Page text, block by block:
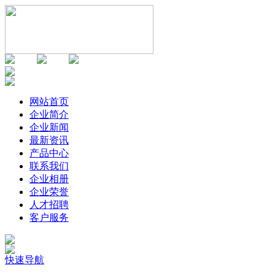
网站首页
企业简介
企业新闻
最新资讯
产品中心
联系我们
企业相册
企业荣誉
人才招聘
客户服务
快速导航